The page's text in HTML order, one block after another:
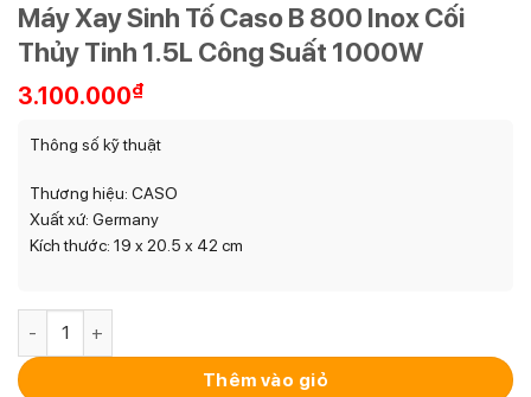
Máy Xay Sinh Tố Caso B 800 Inox Cối
Thủy Tinh 1.5L Công Suất 1000W
3.100.000₫
Thông số kỹ thuật
Thương hiệu: CASO
Xuất xứ: Germany
Kích thước: 19 x 20.5 x 42 cm
Máy Xay Sinh Tố Caso B 800 Inox Cối Thủy Tinh 1.5L Công
Thêm vào giỏ